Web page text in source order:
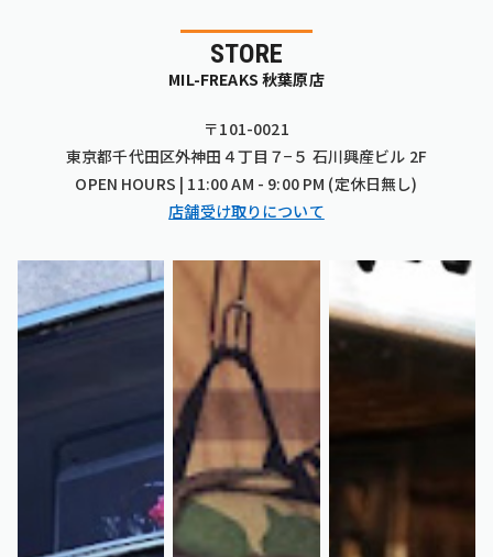
STORE
MIL-FREAKS 秋葉原店
〒101-0021
東京都千代田区外神田４丁目７−５ 石川興産ビル 2F
OPEN HOURS | 11:00 AM - 9:00 PM (定休日無し)
店舗受け取りについて